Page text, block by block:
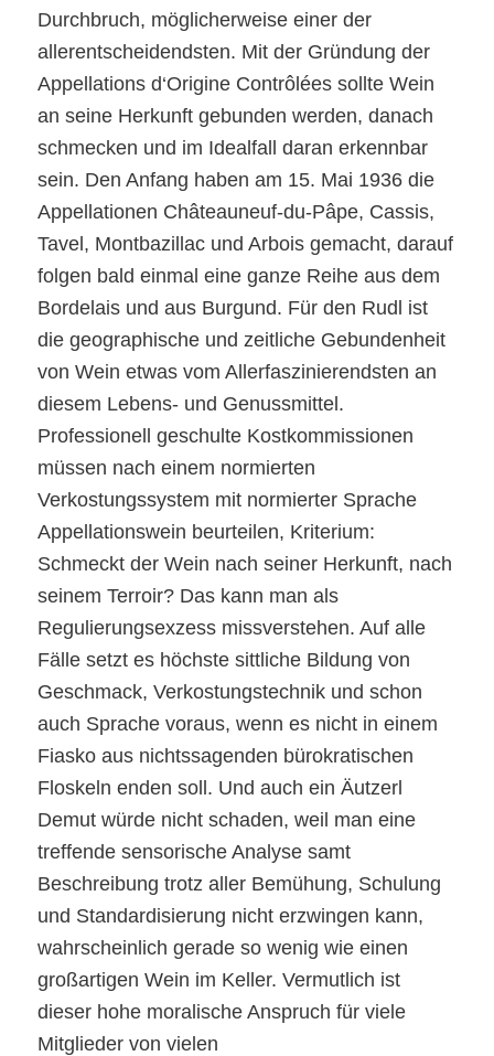
Durchbruch, möglicherweise einer der
allerentscheidendsten. Mit der Gründung der
Appellations d‘Origine Contrôlées sollte Wein
an seine Herkunft gebunden werden, danach
schmecken und im Idealfall daran erkennbar
sein. Den Anfang haben am 15. Mai 1936 die
Appellationen Châteauneuf-du-Pâpe, Cassis,
Tavel, Montbazillac und Arbois gemacht, darauf
folgen bald einmal eine ganze Reihe aus dem
Bordelais und aus Burgund. Für den Rudl ist
die geographische und zeitliche Gebundenheit
von Wein etwas vom Allerfaszinierendsten an
diesem Lebens- und Genussmittel.
Professionell geschulte Kostkommissionen
müssen nach einem normierten
Verkostungssystem mit normierter Sprache
Appellationswein beurteilen, Kriterium:
Schmeckt der Wein nach seiner Herkunft, nach
seinem Terroir? Das kann man als
Regulierungsexzess missverstehen. Auf alle
Fälle setzt es höchste sittliche Bildung von
Geschmack, Verkostungstechnik und schon
auch Sprache voraus, wenn es nicht in einem
Fiasko aus nichtssagenden bürokratischen
Floskeln enden soll. Und auch ein Äutzerl
Demut würde nicht schaden, weil man eine
treffende sensorische Analyse samt
Beschreibung trotz aller Bemühung, Schulung
und Standardisierung nicht erzwingen kann,
wahrscheinlich gerade so wenig wie einen
großartigen Wein im Keller. Vermutlich ist
dieser hohe moralische Anspruch für viele
Mitglieder von vielen